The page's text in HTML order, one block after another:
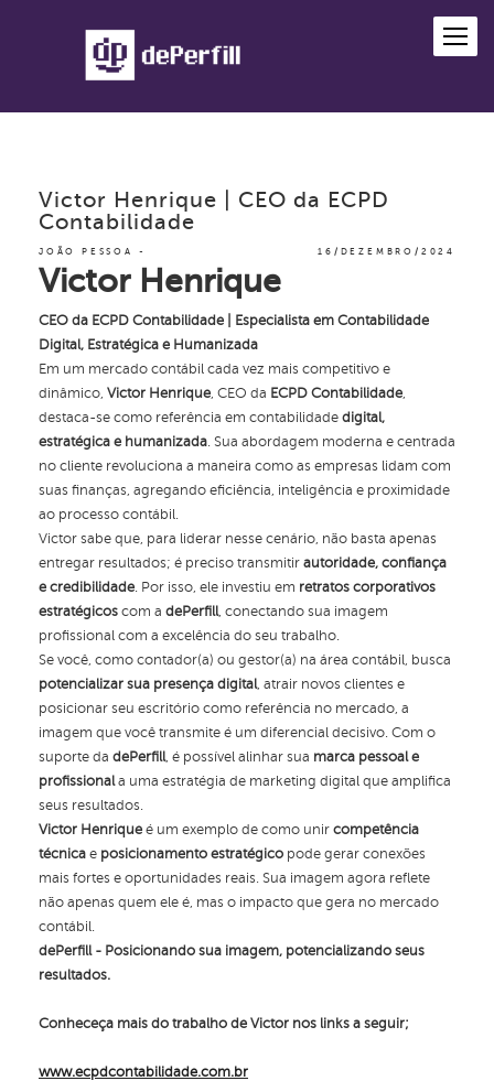
JOÃO PESSOA 16/DEZEMBRO/2024
Victor Henrique | CEO da ECPD
Contabilidade
Victor Henrique
CEO da ECPD Contabilidade | Especialista em Contabilidade
Digital, Estratégica e Humanizada
Em um mercado contábil cada vez mais competitivo e
dinâmico, Victor Henrique, CEO da ECPD Contabilidade,
destaca-se como referência em contabilidade digital,
estratégica e humanizada. Sua abordagem moderna e centrada
no cliente revoluciona a maneira como as empresas lidam com
suas finanças, agregando eficiência, inteligência e proximidade
ao processo contábil.
Victor sabe que, para liderar nesse cenário, não basta apenas
entregar resultados; é preciso transmitir autoridade, confiança
e credibilidade. Por isso, ele investiu em retratos corporativos
estratégicos com a dePerfill, conectando sua imagem
profissional com a excelência do seu trabalho.
Se você, como contador(a) ou gestor(a) na área contábil, busca
potencializar sua presença digital, atrair novos clientes e
posicionar seu escritório como referência no mercado, a
imagem que você transmite é um diferencial decisivo. Com o
suporte da dePerfill, é possível alinhar sua marca pessoal e
profissionala uma estratégia de marketing digital que amplifica
seus resultados.
Victor Henrique é um exemplo de como unir competência
técnica e posicionamento estratégico pode gerar conexões
mais fortes e oportunidades reais. Sua imagem agora reflete
não apenas quem ele é, mas o impacto que gera no mercado
contábil.
dePerfill - Posicionando sua imagem, potencializando seus
resultados.
Conheceça mais do trabalho de Victor nos links a seguir;
www.ecpdcontabilidade.com.br